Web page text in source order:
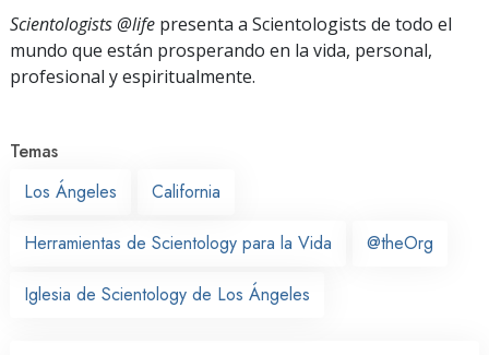
Scientologists @life presenta a Scientologists de todo el
mundo que están prosperando en la vida, personal,
profesional y espiritualmente.
Temas
Los Ángeles
California
Herramientas de Scientology para la Vida @theOrg
Iglesia de Scientology de Los Ángeles